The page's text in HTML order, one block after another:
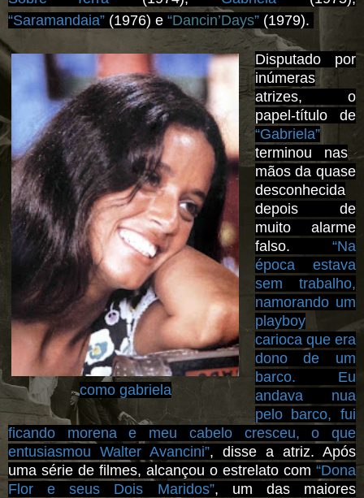
“Saramandaia” (1976) e “Dancin’Days” (1979).
como gabriela
Disputado por
inúmeras
atrizes, o
papel-título de
“Gabriela”
terminou nas
mãos da quase
desconhecida
depois de
muito alarme
falso. “Na
época estava
sem trabalho,
namorando um
playboy
carioca que era
dono de um
barco. Eu
andava nua
pelo barco, fui
ficando morena e meu cabelo cresceu, o que
entusiasmou Walter Avancini”, disse a atriz. Após
uma série de filmes, alcançou o estrelato com “Dona
Flor e seus Dois Maridos”, um das maiores